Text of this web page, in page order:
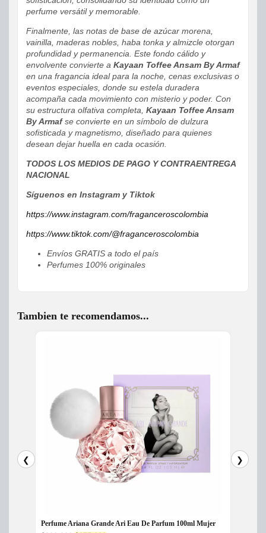
perfume versátil y memorable.
Finalmente, las notas de base de azúcar morena,
vainilla, maderas nobles, haba tonka y almizcle otorgan
profundidad y permanencia. Este fondo cálido y
envolvente convierte a Kayaan Toffee Ansam By Armaf
en una fragancia ideal para la noche, cenas exclusivas o
eventos especiales, donde su estela duradera
acompaña cada movimiento con misterio y poder. Con
su estructura olfativa completa, Kayaan Toffee Ansam
By Armafse convierte en un símbolo de dulzura
sofisticada y magnetismo, diseñado para quienes
desean dejar huella en cada ocasión.
TODOS LOS MEDIOS DE PAGO Y CONTRAENTREGA
NACIONAL
Síguenos en Instagram y Tiktok
https://www.instagram.com/fraganceroscolombia
https://www.tiktok.com/@fraganceroscolombia
Envíos GRATIS a todo el país
Perfumes 100% originales
Tambien te recomendamos...
❮
Perfume Ariana Grande Ari Eau De Parfum 100ml Mujer
❯